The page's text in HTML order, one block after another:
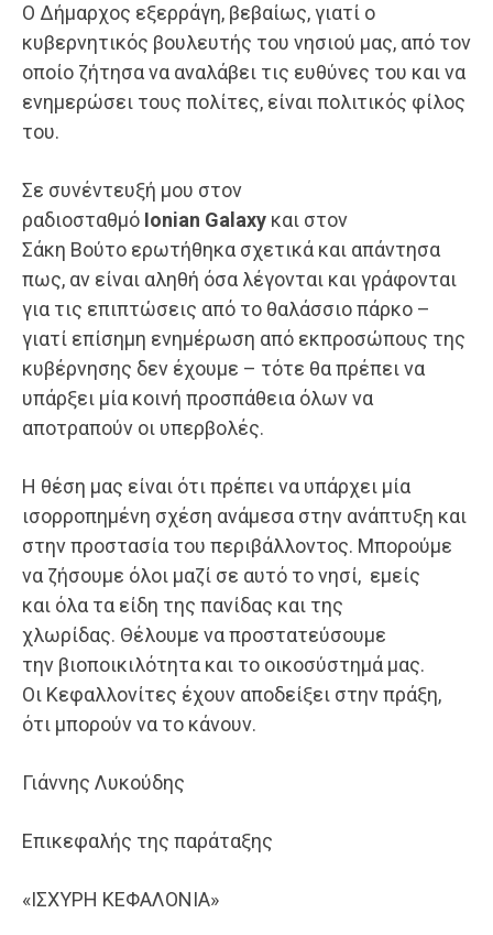
Ο Δήμαρχος εξερράγη, βεβαίως, γιατί ο
κυβερνητικός βουλευτής του νησιού μας, από τον
οποίο ζήτησα να αναλάβει τις ευθύνες του και να
ενημερώσει τους πολίτες, είναι πολιτικός φίλος
του.
Σε συνέντευξή μου στον
ραδιοσταθμό Ionian Galaxy και στον
Σάκη Βούτο ερωτήθηκα σχετικά και απάντησα
πως, αν είναι αληθή όσα λέγονται και γράφονται
για τις επιπτώσεις από το θαλάσσιο πάρκο –
γιατί επίσημη ενημέρωση από εκπροσώπους της
κυβέρνησης δεν έχουμε – τότε θα πρέπει να
υπάρξει μία κοινή προσπάθεια όλων να
αποτραπούν οι υπερβολές.
Η θέση μας είναι ότι πρέπει να υπάρχει μία
ισορροπημένη σχέση ανάμεσα στην ανάπτυξη και
στην προστασία του περιβάλλοντος. Μπορούμε
να ζήσουμε όλοι μαζί σε αυτό το νησί, εμείς
και όλα τα είδη της πανίδας και της
χλωρίδας. Θέλουμε να προστατεύσουμε
την βιοποικιλότητα και το οικοσύστημά μας.
Οι Κεφαλλονίτες έχουν αποδείξει στην πράξη,
ότι μπορούν να το κάνουν.
Γιάννης Λυκούδης
Επικεφαλής της παράταξης
«ΙΣΧΥΡΗ ΚΕΦΑΛΟΝΙΑ»